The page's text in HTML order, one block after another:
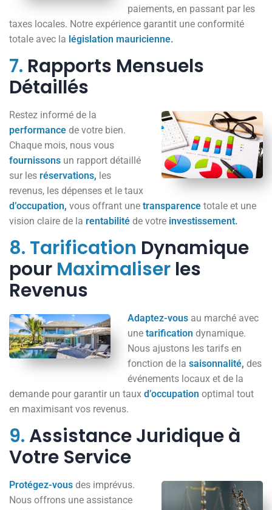
paiements, en passant par les
taxes locales. Notre expérience garantit une conformité
totale avec la législation mauricienne.
7. Rapports Mensuels
Détaillés
Restez informé de la
performance de votre bien.
Chaque mois, nous vous
fournissons un rapport détaillé
sur les réservations, les
revenus, les dépenses et le taux
d’occupation, vous offrant une transparence totale et une
vision claire de la rentabilité de votre investissement.
8. Tarification Dynamique
pour Maximaliser les
Revenus
Adaptez-vous au marché avec
unetarification dynamique.
Nous ajustons les tarifs en
fonction de lasaisonnalité, des
événements locaux et de la
demande pour garantir un taux d’occupation optimal tout
en maximisant vos revenus.
9. Assistance Juridique à
Votre Service
Protégez-vous des imprévus.
Nous offrons une assistance